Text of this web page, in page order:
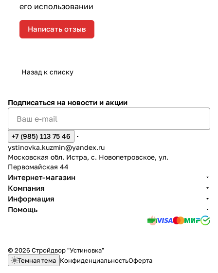
его использовании
Написать отзыв
Назад к списку
Подписаться на новости и акции
+7 (985) 113 75 46
ystinovka.kuzmin@yandex.ru
Московская обл. Истра, с. Новопетровское, ул.
Первомайская 44
Интернет-магазин
Компания
Информация
Помощь
© 2026 Стройдвор "Устиновка"
Темная тема КонфиденциальностьОферта